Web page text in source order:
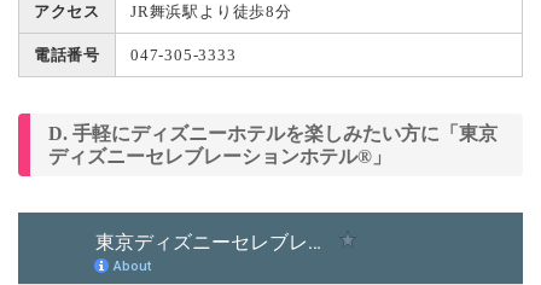
アクセス JR舞浜駅より徒歩8分
電話番号 047-305-3333
D. 手軽にディズニーホテルを楽しみたい方に「東京
ディズニーセレブレーションホテル®」